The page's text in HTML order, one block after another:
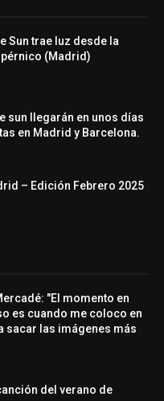
Sun trae luz desde la
(Madrid)
sun llegarán en unos días
en Madrid y Barcelona.
– Edición Febrero 2025
"El momento en
es cuando me coloco en
sacar las imágenes más
del verano de